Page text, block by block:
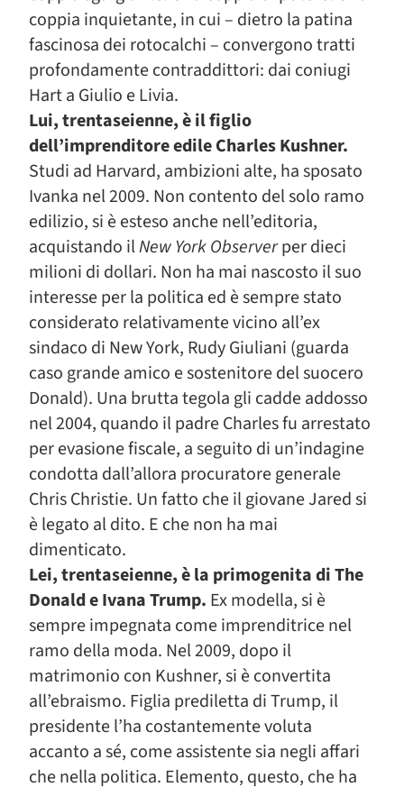
coppia inquietante, in cui – dietro la patina
fascinosa dei rotocalchi – convergono tratti
profondamente contraddittori: dai coniugi
Hart a Giulio e Livia.
Lui, trentaseienne, è il figlio
dell’imprenditore edile Charles Kushner.
Studi ad Harvard, ambizioni alte, ha sposato
Ivanka nel 2009. Non contento del solo ramo
edilizio, si è esteso anche nell’editoria,
acquistando ilNew York Observerper dieci
milioni di dollari. Non ha mai nascosto il suo
interesse per la politica ed è sempre stato
considerato relativamente vicino all’ex
sindaco di New York, Rudy Giuliani (guarda
caso grande amico e sostenitore del suocero
Donald). Una brutta tegola gli cadde addosso
nel 2004, quando il padre Charles fu arrestato
per evasione fiscale, a seguito di un’indagine
condotta dall’allora procuratore generale
Chris Christie. Un fatto che il giovane Jared si
è legato al dito. E che non ha mai
dimenticato.
Lei, trentaseienne, è la primogenita di The
Donald e Ivana Trump. Ex modella, si è
sempre impegnata come imprenditrice nel
ramo della moda. Nel 2009, dopo il
matrimonio con Kushner, si è convertita
all’ebraismo. Figlia prediletta di Trump, il
presidente l’ha costantemente voluta
accanto a sé, come assistente sia negli affari
che nella politica. Elemento, questo, che ha